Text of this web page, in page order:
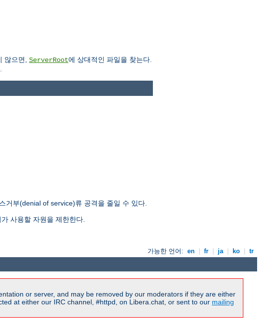
않으면, ServerRoot에 상대적인 파일을 찾는다.
거부(denial of service)류 공격을 줄일 수 있다.
사용할 자원을 제한한다.
가능한 언어: en fr ja ko tr
or server, and may be removed by our moderators if they are either
at either our IRC channel, #httpd, on Libera.chat, or sent to our mailing